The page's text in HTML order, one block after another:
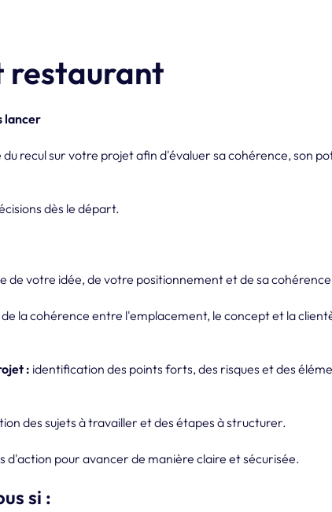
restaurant
lancer
recul sur votre projet afin d'évaluer sa cohérence, son
dès le départ.
de votre idée, de votre positionnement et de sa
la cohérence entre l'emplacement, le concept et la
: identification des points forts, des risques et des
des sujets à travailler et des étapes à structurer.
d'action pour avancer de manière claire et sécurisée.
si :